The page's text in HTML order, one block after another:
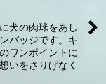
犬の肉球をあし
バッジです。キ
ワンポイントに
いをさりげなく